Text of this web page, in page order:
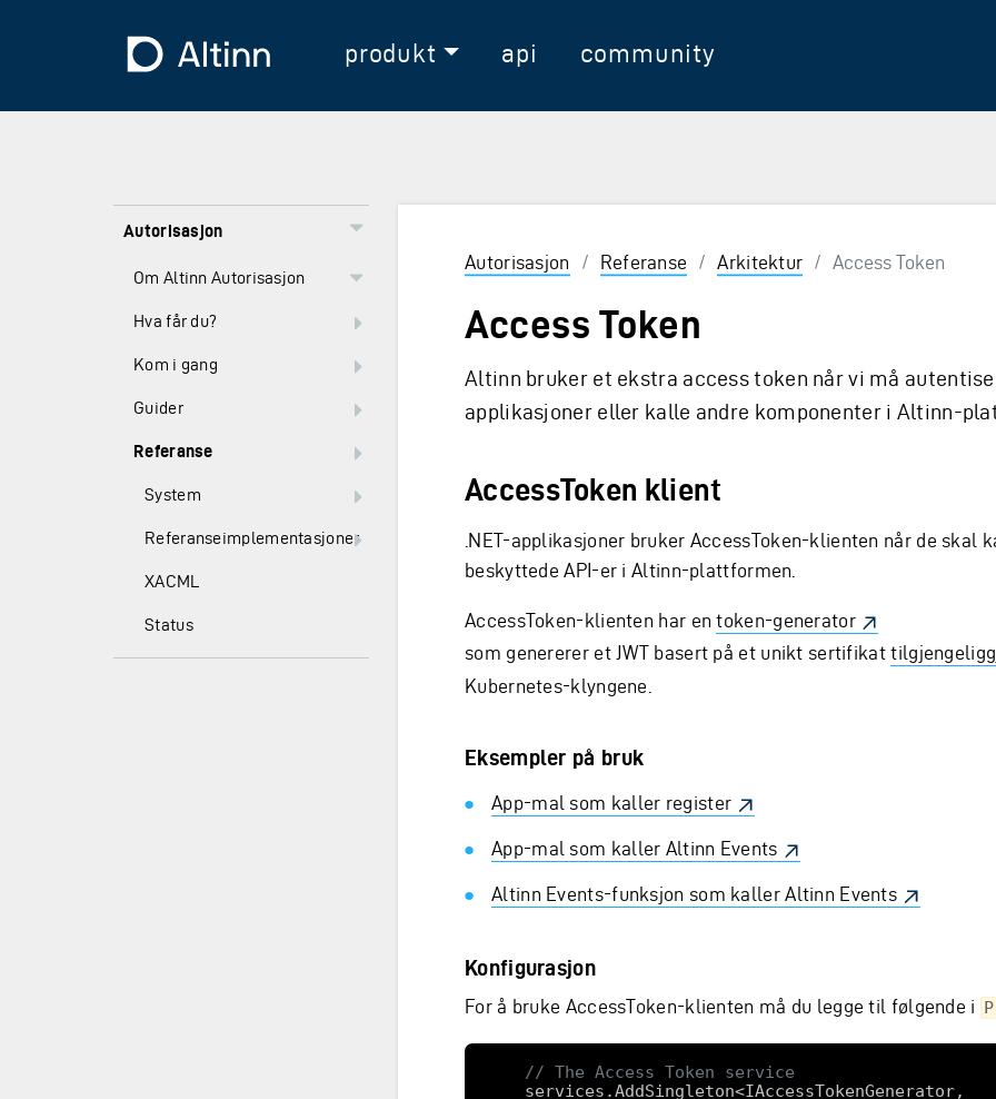
Til forsidenprodukt api community
Autorisasjon
Om Altinn Autorisasjon
Hva får du?
Kom i gang
Guider
Referanse
System
Referanseimplementasjoner
XACML
Status
Autorisasjon / Referanse / Arkitektur / Access Token
Access Token
Altinn bruker et ekstra access token når vi må
applikasjoner eller kalle andre komponenter i Altinn-
AccessToken klient
.NET-applikasjoner bruker AccessToken-klienten når de skal
beskyttede API-er i Altinn-plattformen.
AccessToken-klienten har entoken-generator
som genererer et JWT basert på et unikt sertifikat
Kubernetes-klyngene.
Eksempler på bruk
App-mal som kaller register
App-mal som kaller Altinn Events
Altinn Events-funksjon som kaller Altinn Events
Konfigurasjon
For å bruke AccessToken-klienten må du legge til følgende i
// The Access Token service